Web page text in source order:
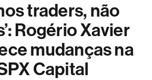
traders, não
Rogério Xavier
mudanças na
Capital